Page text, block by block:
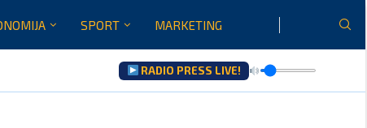
SPORT MARKETING
RADIO PRESS LIVE!